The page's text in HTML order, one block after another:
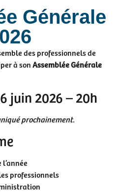
Générale
des professionnels de
à sonAssemblée Générale
juin 2026 – 20h
prochainement.
professionnels